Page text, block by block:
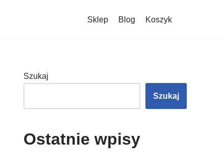
Sklep Blog Koszyk
Szukaj
Szukaj
Ostatnie wpisy